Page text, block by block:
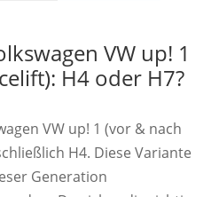
VW up! 1
H4 oder H7?
VW up! 1 (vor & nach
H4. Diese Variante
Generation